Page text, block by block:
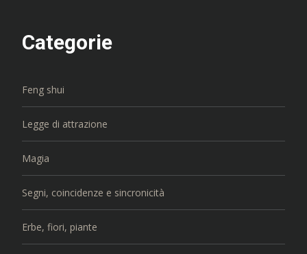
Categorie
Feng shui
Legge di attrazione
Magia
Segni, coincidenze e sincronicità
Erbe, fiori, piante